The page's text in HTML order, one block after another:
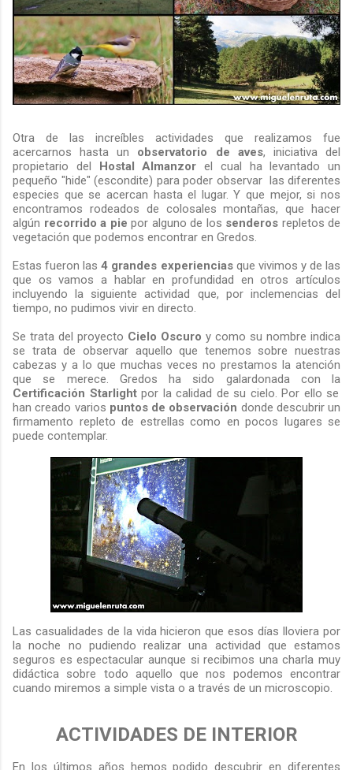
Otra de las increíbles actividades que realizamos fue
acercarnos hasta un observatorio de aves, iniciativa del
propietario del Hostal Almanzor el cual ha levantado un
pequeño "hide" (escondite) para poder observar las diferentes
especies que se acercan hasta el lugar. Y que mejor, si nos
encontramos rodeados de colosales montañas, que hacer
algún recorrido a pie por alguno de los senderos repletos de
vegetación que podemos encontrar en Gredos.
Estas fueron las 4 grandes experienciasque vivimos y de las
que os vamos a hablar en profundidad en otros artículos
incluyendo la siguiente actividad que, por inclemencias del
tiempo, no pudimos vivir en directo.
Se trata del proyecto Cielo Oscuro y como su nombre indica
se trata de observar aquello que tenemos sobre nuestras
cabezas y a lo que muchas veces no prestamos la atención
que se merece. Gredos ha sido galardonada con la
Certificación Starlightpor la calidad de su cielo. Por ello se
han creado varios puntos de observación donde descubrir un
firmamento repleto de estrellas como en pocos lugares se
puede contemplar.
Las casualidades de la vida hicieron que esos días lloviera por
la noche no pudiendo realizar una actividad que estamos
seguros es espectacular aunque si recibimos una charla muy
didáctica sobre todo aquello que nos podemos encontrar
cuando miremos a simple vista o a través de un microscopio.
ACTIVIDADES DE INTERIOR
En los últimos años hemos podido descubrir en diferentes